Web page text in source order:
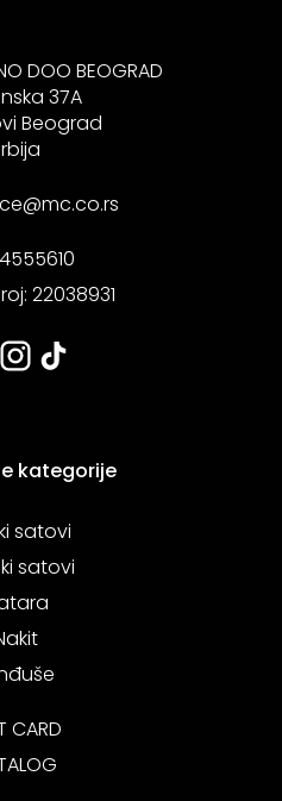
DOO BEOGRAD
37A
Beograd
22038931
kategorije
satovi
satovi
CARD